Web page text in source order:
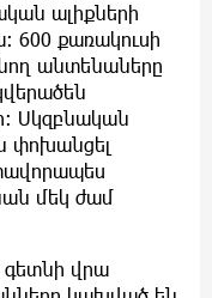
ալիքների
600 քառակուսի
անտենաները
Սկզբնական
փոխանցել
մեկ ժամ
գետնի վրա